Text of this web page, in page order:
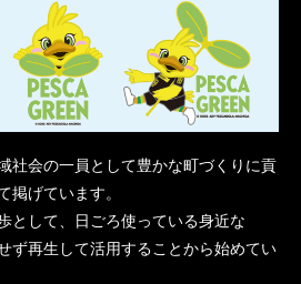
社会の一員として豊かな町づくりに貢
掲げています。
として、日ごろ使っている身近な
ず再生して活用することから始めてい